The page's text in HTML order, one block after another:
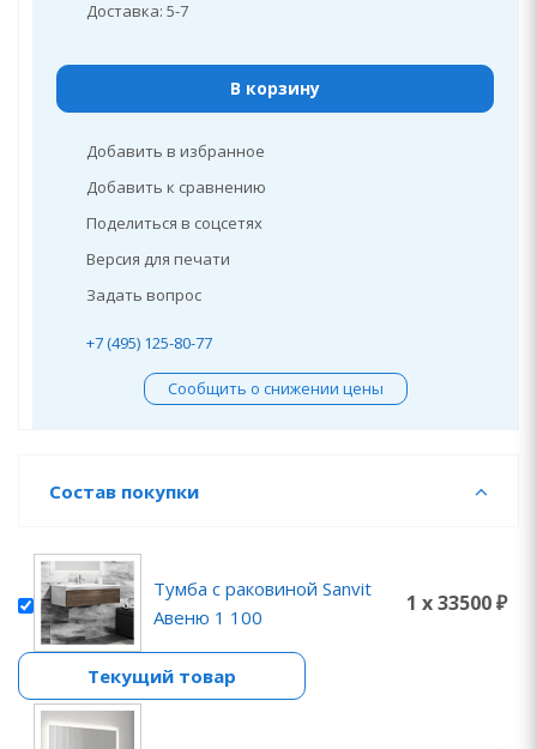
Доставка: 5-7
В корзину
Добавить в избранное
Добавить к сравнению
Поделиться в соцсетях
Версия для печати
Задать вопрос
+7 (495) 125-80-77
Сообщить о снижении цены
Состав покупки
Тумба с раковиной Sanvit
Авеню 1 100
1 x 33500 ₽
Текущий товар